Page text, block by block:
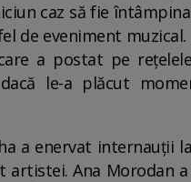
caz să fie
de eveniment
a postat pe
le-a plăcut
a enervat internauții
Ana Morodan